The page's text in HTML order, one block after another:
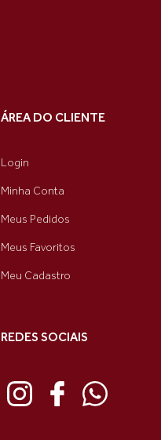
ÁREA DO CLIENTE
Login
Minha Conta
Meus Pedidos
Meus Favoritos
Meu Cadastro
REDES SOCIAIS